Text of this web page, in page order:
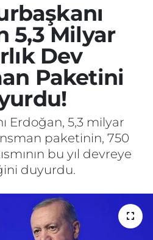
5,3 Milyar
Dev
Paketini
Erdoğan, 5,3 milyar
paketinin, 750
bu yıl devreye
duyurdu.
ve Fikstür